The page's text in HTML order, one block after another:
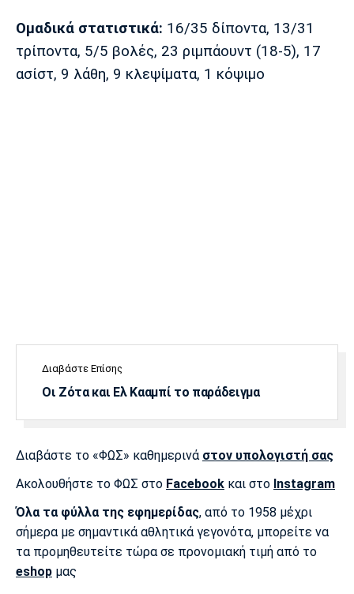
Ομαδικά στατιστικά: 16/35 δίποντα, 13/31
τρίποντα, 5/5 βολές, 23 ριμπάουντ (18-5), 17
ασίστ, 9 λάθη, 9 κλεψίματα, 1 κόψιμο
Διαβάστε Επίσης
Οι Ζότα και Ελ Κααμπί το παράδειγμα
Διαβάστε το «ΦΩΣ» καθημερινά στον υπολογιστή σας
Ακολουθήστε το ΦΩΣ στο Facebook και στο Instagram
Όλα τα φύλλα της εφημερίδας, από το 1958 μέχρι
σήμερα με σημαντικά αθλητικά γεγονότα, μπορείτε να
τα προμηθευτείτε τώρα σε προνομιακή τιμή από το
eshop μας